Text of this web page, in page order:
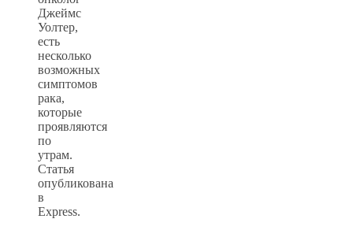
Джеймс
Уолтер,
есть
несколько
возможных
симптомов
рака,
которые
проявляются
по
утрам.
Статья
опубликована
в
Express.